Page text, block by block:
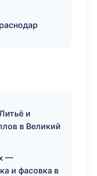
и
в Великий
—
и фасовка в